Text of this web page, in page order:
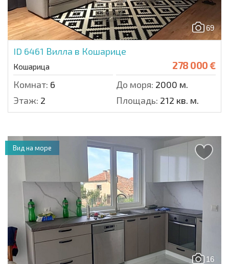
69
ID 6461 Вилла в Кошарице
Кошарица 278 000 €
Комнат: 6 До моря: 2000 м.
Этаж: 2 Площадь: 212 кв. м.
16
Вид на море